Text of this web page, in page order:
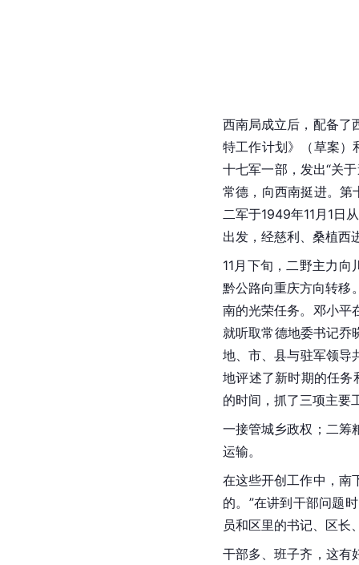
西南局成立后，配备了
特工作计划》（草案）
十七军一部，发出“关
常德，向西南挺进。第
二军于1949年11月1日
出发，经慈利、 桑植西
11月下旬， 二野主力向
黔公路向重庆方向转移
南的光荣任务。邓小平
就听取常德地委书记乔
地、市、县与驻军领导
地评述了新时期的任务
的时间，抓了三项主要
一接管城乡政权；二筹
运输。
在这些开创工作中，南
的。”在讲到干部问题
员和区里的书记、区长
干部多、班子齐，这有